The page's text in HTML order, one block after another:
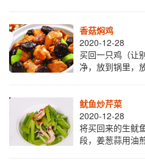
捞
香菇焖鸡
2020-12-28
买回一只鸡（让
净，放到锅里，
鱿鱼炒芹菜
2020-12-28
将买回来的生鱿
段，姜葱蒜用油